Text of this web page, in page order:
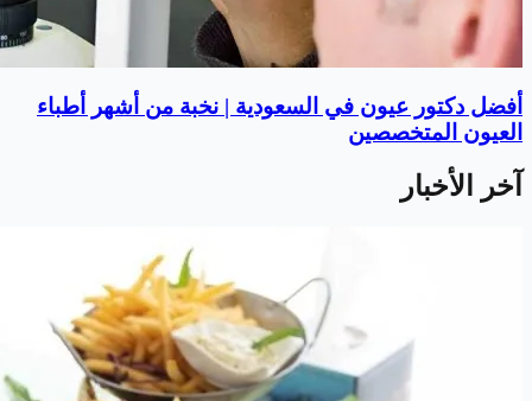
أفضل دكتور عيون في السعودية | نخبة من أشهر أطباء
العيون المتخصصين
آخر الأخبار